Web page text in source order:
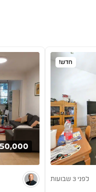
חדש!
לפני 3 שבועות